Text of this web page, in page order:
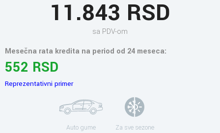
11.843 RSD
sa PDV-om
Mesečna rata kredita na period od 24 meseca:
552 RSD
Reprezentativni primer
Auto gume Za sve sezone